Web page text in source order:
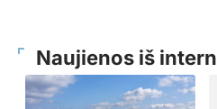
Naujienos iš